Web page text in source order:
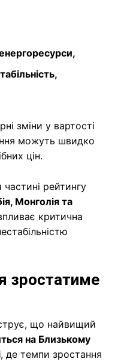
зміни у вартості
можуть швидко
цін.
рейтингу
Монголія та
критична
зростатиме
що найвищий
на Близькому
, де темпи зростання